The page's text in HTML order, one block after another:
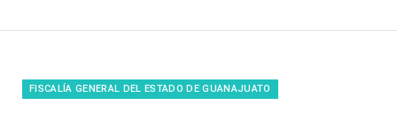
FISCALÍA GENERAL DEL ESTADO DE GUANAJUATO